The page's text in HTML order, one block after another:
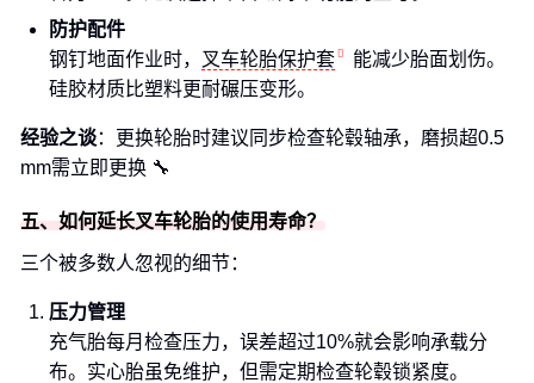
防护配件
钢钉地面作业时， 叉车轮胎保护套
能减少胎面划伤。
硅胶材质比塑料更耐碾压变形。
经验之谈：更换轮胎时建议同步检查轮毂轴承，磨损超0.5
mm需立即更换 🔧
五、如何延长叉车轮胎的使用寿命？
三个被多数人忽视的细节：
压力管理
充气胎每月检查压力，误差超过10%就会影响承载分
布。实心胎虽免维护，但需定期检查轮毂锁紧度。